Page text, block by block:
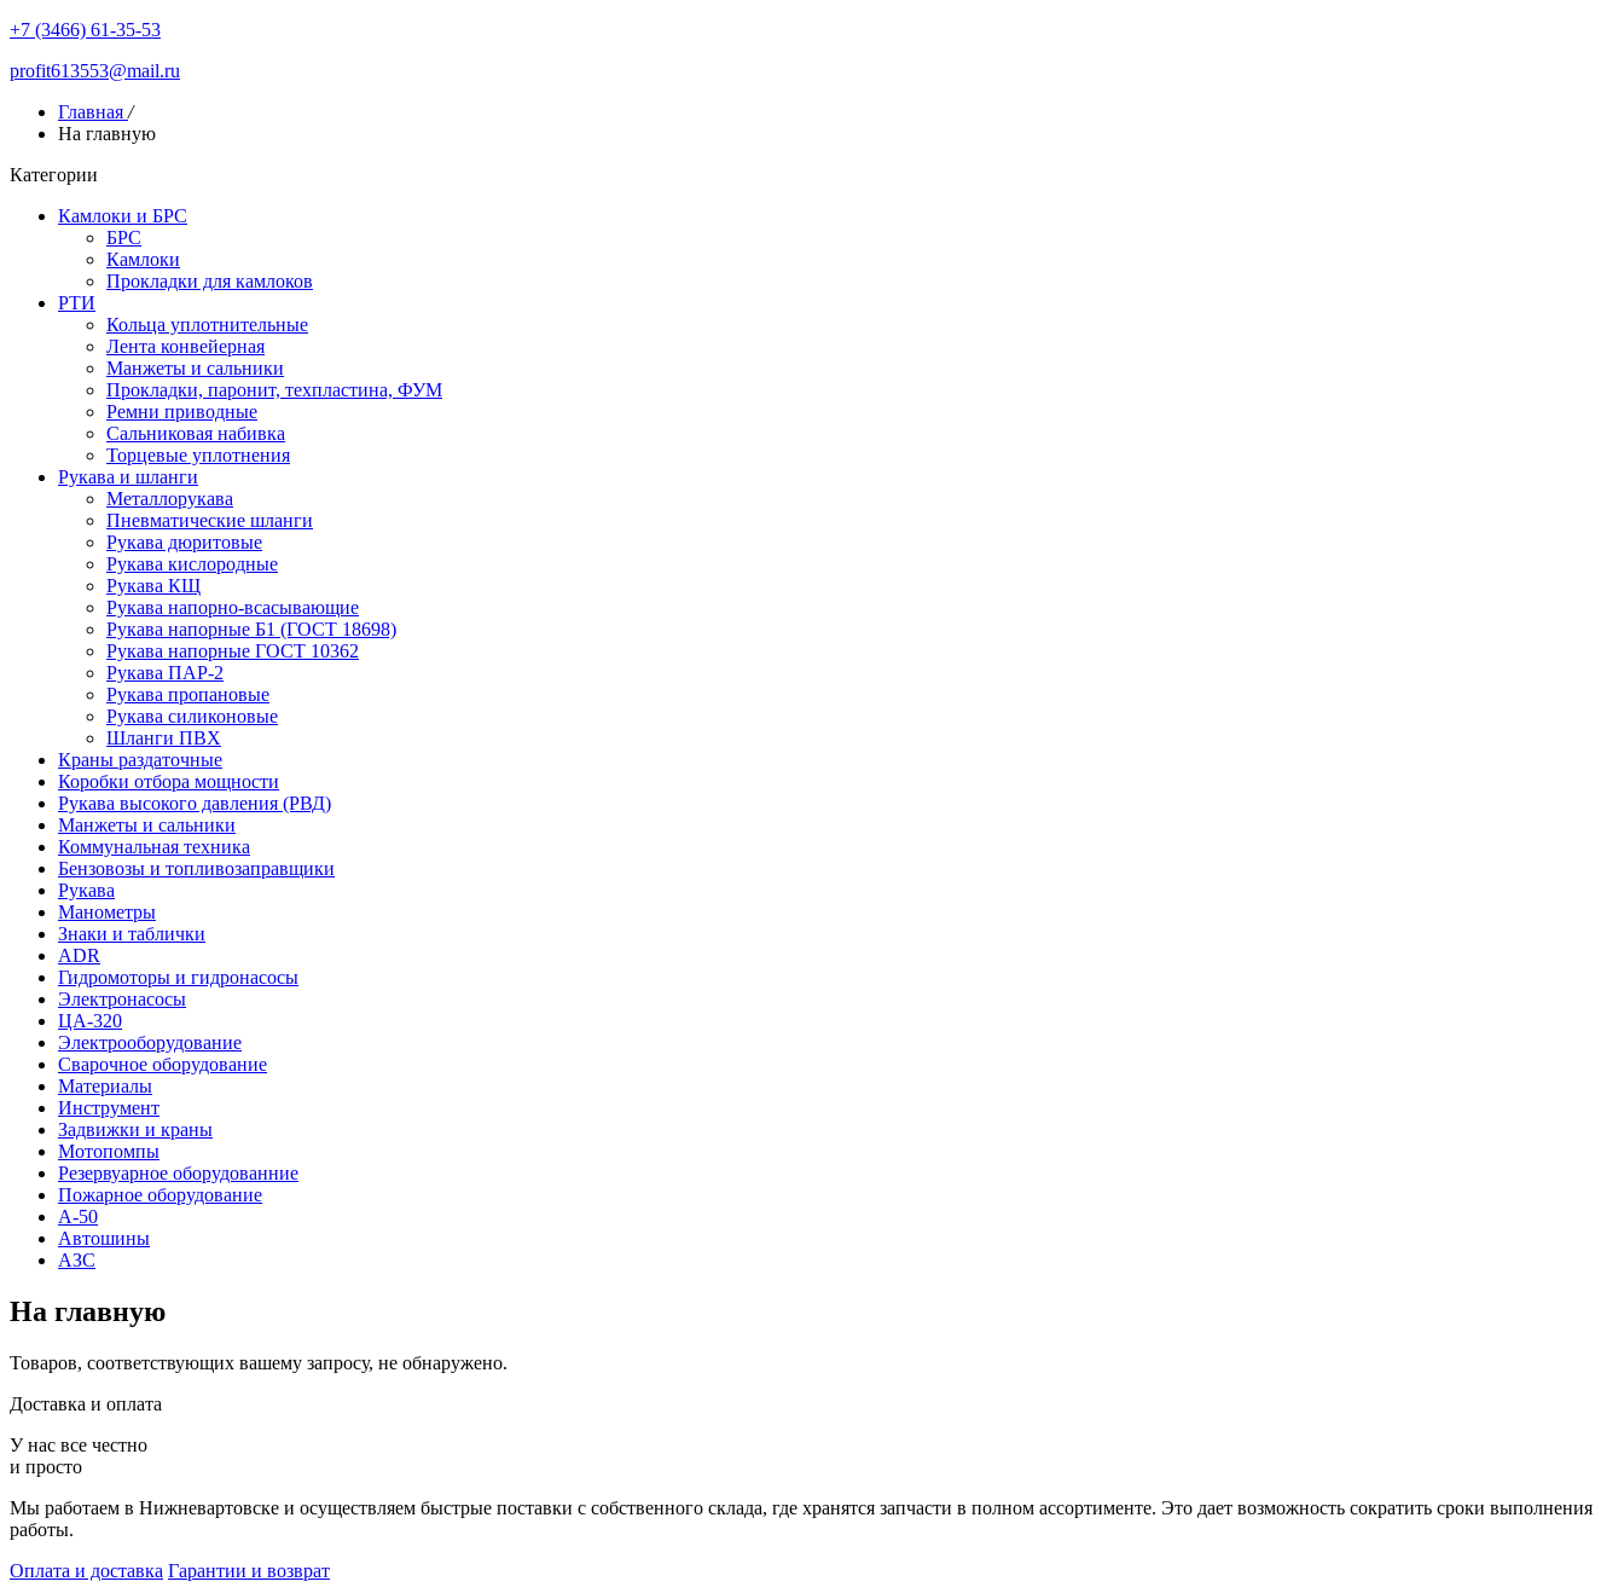
+7 (3466) 61-35-53
profit613553@mail.ru
Главная /
На главную
Категории
Камлоки и БРС
БРС
Камлоки
Прокладки для камлоков
РТИ
Кольца уплотнительные
Лента конвейерная
Манжеты и сальники
Прокладки, паронит, техпластина, ФУМ
Ремни приводные
Сальниковая набивка
Торцевые уплотнения
Рукава и шланги
Металлорукава
Пневматические шланги
Рукава дюритовые
Рукава кислородные
Рукава КЩ
Рукава напорно-всасывающие
Рукава напорные Б1 (ГОСТ 18698)
Рукава напорные ГОСТ 10362
Рукава ПАР-2
Рукава пропановые
Рукава силиконовые
Шланги ПВХ
Краны раздаточные
Коробки отбора мощности
Рукава высокого давления (РВД)
Манжеты и сальники
Коммунальная техника
Бензовозы и топливозаправщики
Рукава
Манометры
Знаки и таблички
ADR
Гидромоторы и гидронасосы
Электронасосы
ЦА-320
Электрооборудование
Сварочное оборудование
Материалы
Инструмент
Задвижки и краны
Мотопомпы
Резервуарное оборудованние
Пожарное оборудование
А-50
Автошины
АЗС
На главную
Товаров, соответствующих вашему запросу, не обнаружено.
Доставка и оплата
У нас все честно
и просто
Мы работаем в Нижневартовске и осуществляем быстрые поставки с собственного склада, где хранятся запчасти в полном ассортименте. Это дает возможность сократить сроки выполнения
работы.
Оплата и доставка Гарантии и возврат